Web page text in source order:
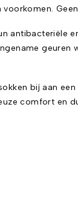
antibacteriële
bij aan
comfort en